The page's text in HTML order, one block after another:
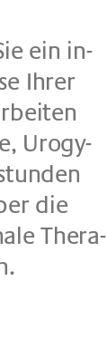
ein in­
Ih­rer
Uro­gy­
die
The­ra­